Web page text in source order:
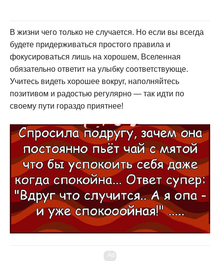
В жизни чего только не случается. Но если вы всегда
будете придерживаться простого правила и
фокусироваться лишь на хорошем, Вселенная
обязательно ответит на улыбку соответствующе.
Учитесь видеть хорошее вокруг, наполняйтесь
позитивом и радостью регулярно — так идти по
своему пути гораздо приятнее!
Ad